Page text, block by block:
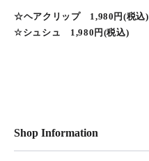
☆ヘアクリップ 1,980円(税込)
☆シュシュ 1,980円(税込)
Shop Information